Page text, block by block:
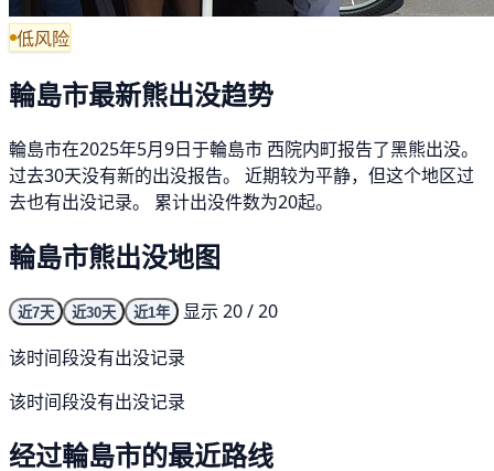
低风险
輪島市最新熊出没趋势
輪島市在2025年5月9日于輪島市 西院内町报告了黑熊出没。
过去30天没有新的出没报告。 近期较为平静，但这个地区过
去也有出没记录。 累计出没件数为20起。
輪島市熊出没地图
近7天 近30天 近1年
显示 20 / 20
该时间段没有出没记录
该时间段没有出没记录
经过輪島市的最近路线